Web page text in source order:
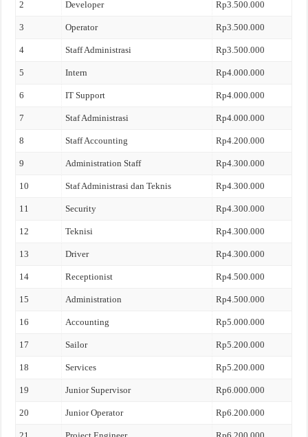
2 Developer Rp3.500.000
3 Operator Rp3.500.000
4 Staff Administrasi Rp3.500.000
5 Intern Rp4.000.000
6 IT Support Rp4.000.000
7 Staf Administrasi Rp4.000.000
8 Staff Accounting Rp4.200.000
9 Administration Staff Rp4.300.000
10 Staf Administrasi dan Teknis Rp4.300.000
11 Security Rp4.300.000
12 Teknisi Rp4.300.000
13 Driver Rp4.300.000
14 Receptionist Rp4.500.000
15 Administration Rp4.500.000
16 Accounting Rp5.000.000
17 Sailor Rp5.200.000
18 Services Rp5.200.000
19 Junior Supervisor Rp6.000.000
20 Junior Operator Rp6.200.000